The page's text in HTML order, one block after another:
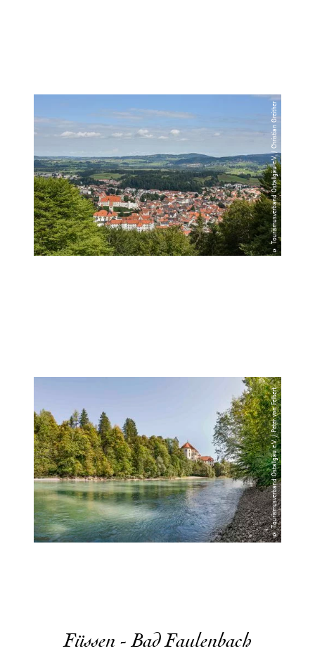
© Tourismusverband Ostallgäu e.V. / Christian Greither
© Tourismusverband Ostallgäu e.V. / Peter von Felbert
Füssen - Bad Faulenbach